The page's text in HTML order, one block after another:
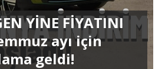
YİNE FİYATINI
ayı için
geldi!